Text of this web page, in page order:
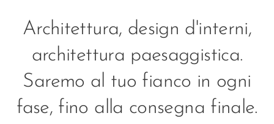
Architettura, design d'interni,
architettura paesaggistica.
Saremo al tuo fianco in ogni
fase, fino alla consegna finale.